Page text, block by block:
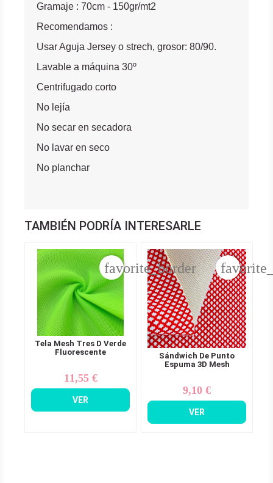
Gramaje : 70cm - 150gr/mt2
Recomendamos :
Usar Aguja Jersey o strech, grosor: 80/90.
Lavable a máquina 30º
Centrifugado corto
No lejía
No secar en secadora
No lavar en seco
No planchar
TAMBIÉN PODRÍA INTERESARLE
Tela Mesh Tres D Verde
Fluorescente
Precio
11,55 €
VER
favorite_border
Sándwich De Punto
Espuma 3D Mesh
Precio
9,10 €
VER